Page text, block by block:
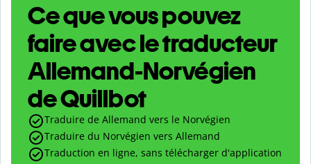
Ce que vous pouvez
faire avec le traducteur
Allemand-Norvégien
de Quillbot
Traduire de Allemand vers le Norvégien
Traduire du Norvégien vers Allemand
Traduction en ligne, sans télécharger d'application